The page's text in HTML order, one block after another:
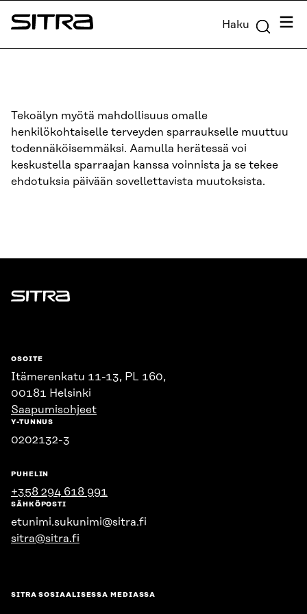
Siirry
suoraan
Sitra Haku
Tekoälyn myötä mahdollisuus omalle
henkilökohtaiselle terveyden sparraukselle muuttuu
todennäköisemmäksi. Aamulla herätessä voi
keskustella sparraajan kanssa voinnista ja se tekee
ehdotuksia päivään sovellettavista muutoksista.
Sitra
OSOITE
Itämerenkatu 11-13, PL 160,
00181 Helsinki
Saapumisohjeet
Y-TUNNUS
0202132-3
PUHELIN
+358 294 618 991
SÄHKÖPOSTI
etunimi.sukunimi@sitra.fi
sitra@sitra.fi
SITRA SOSIAALISESSA MEDIASSA